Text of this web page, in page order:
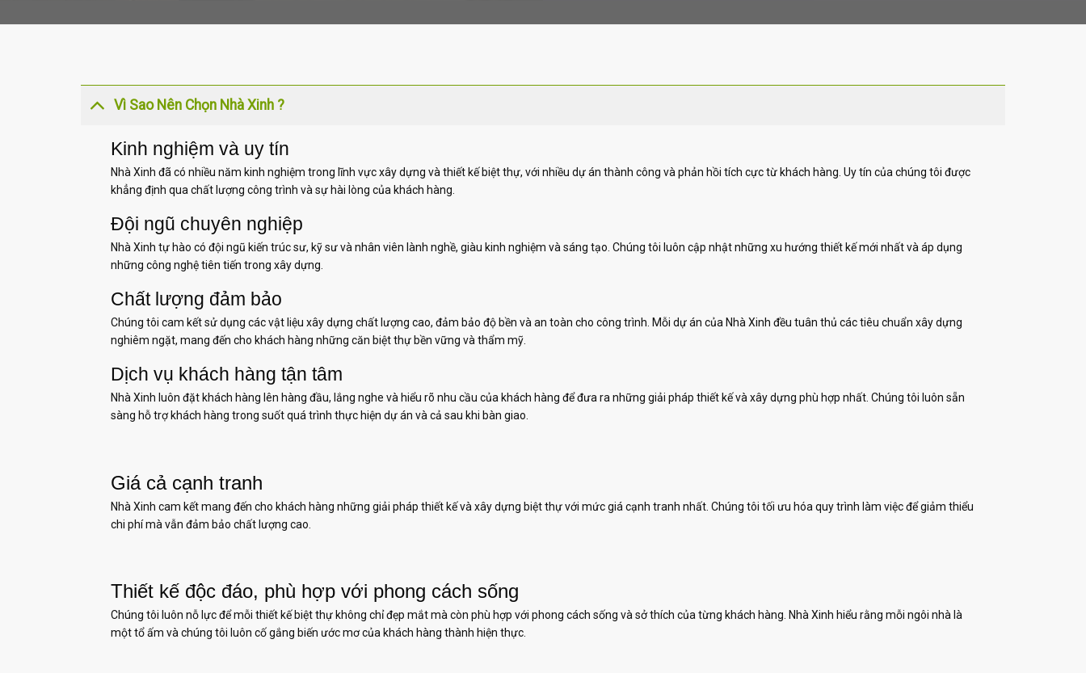
Vì Sao Nên Chọn Nhà Xinh ?
Kinh nghiệm và uy tín
Nhà Xinh đã có nhiều năm kinh nghiệm trong lĩnh vực xây dựng và thiết kế biệt thự, với nhiều dự án thành công và phản hồi tích cực từ khách hàng. Uy tín của chúng tôi được
khẳng định qua chất lượng công trình và sự hài lòng của khách hàng.
Đội ngũ chuyên nghiệp
Nhà Xinh tự hào có đội ngũ kiến trúc sư, kỹ sư và nhân viên lành nghề, giàu kinh nghiệm và sáng tạo. Chúng tôi luôn cập nhật những xu hướng thiết kế mới nhất và áp dụng
những công nghệ tiên tiến trong xây dựng.
Chất lượng đảm bảo
Chúng tôi cam kết sử dụng các vật liệu xây dựng chất lượng cao, đảm bảo độ bền và an toàn cho công trình. Mỗi dự án của Nhà Xinh đều tuân thủ các tiêu chuẩn xây dựng
nghiêm ngặt, mang đến cho khách hàng những căn biệt thự bền vững và thẩm mỹ.
Dịch vụ khách hàng tận tâm
Nhà Xinh luôn đặt khách hàng lên hàng đầu, lắng nghe và hiểu rõ nhu cầu của khách hàng để đưa ra những giải pháp thiết kế và xây dựng phù hợp nhất. Chúng tôi luôn sẵn
sàng hỗ trợ khách hàng trong suốt quá trình thực hiện dự án và cả sau khi bàn giao.
Giá cả cạnh tranh
Nhà Xinh cam kết mang đến cho khách hàng những giải pháp thiết kế và xây dựng biệt thự với mức giá cạnh tranh nhất. Chúng tôi tối ưu hóa quy trình làm việc để giảm thiểu
chi phí mà vẫn đảm bảo chất lượng cao.
Thiết kế độc đáo, phù hợp với phong cách sống
Chúng tôi luôn nỗ lực để mỗi thiết kế biệt thự không chỉ đẹp mắt mà còn phù hợp với phong cách sống và sở thích của từng khách hàng. Nhà Xinh hiểu rằng mỗi ngôi nhà là
một tổ ấm và chúng tôi luôn cố gắng biến ước mơ của khách hàng thành hiện thực.